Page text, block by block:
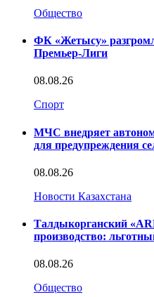
Общество
ФК «Жетысу»
Премьер-Лиги
08.08.26
Спорт
МЧС внедряет
для предупреждения
08.08.26
Новости Казахстана
Талдыкорганский
производство:
08.08.26
Общество